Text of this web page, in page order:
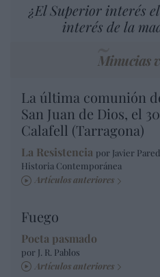
¿El Superior interés
interés de la
Minucias
La última comunión
San Juan de Dios, el
Calafell (Tarragona)
La Resistencia por Javier
Historia Contemporánea
Artículos anteriores
Fuego
Poeta pasmado
por J. R. Pablos
Artículos anteriores